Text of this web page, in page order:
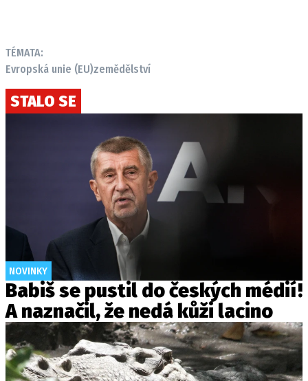
TÉMATA:
Evropská unie (EU)zemědělství
STALO SE
NOVINKY
Babiš se pustil do českých médií!
A naznačil, že nedá kůži lacino